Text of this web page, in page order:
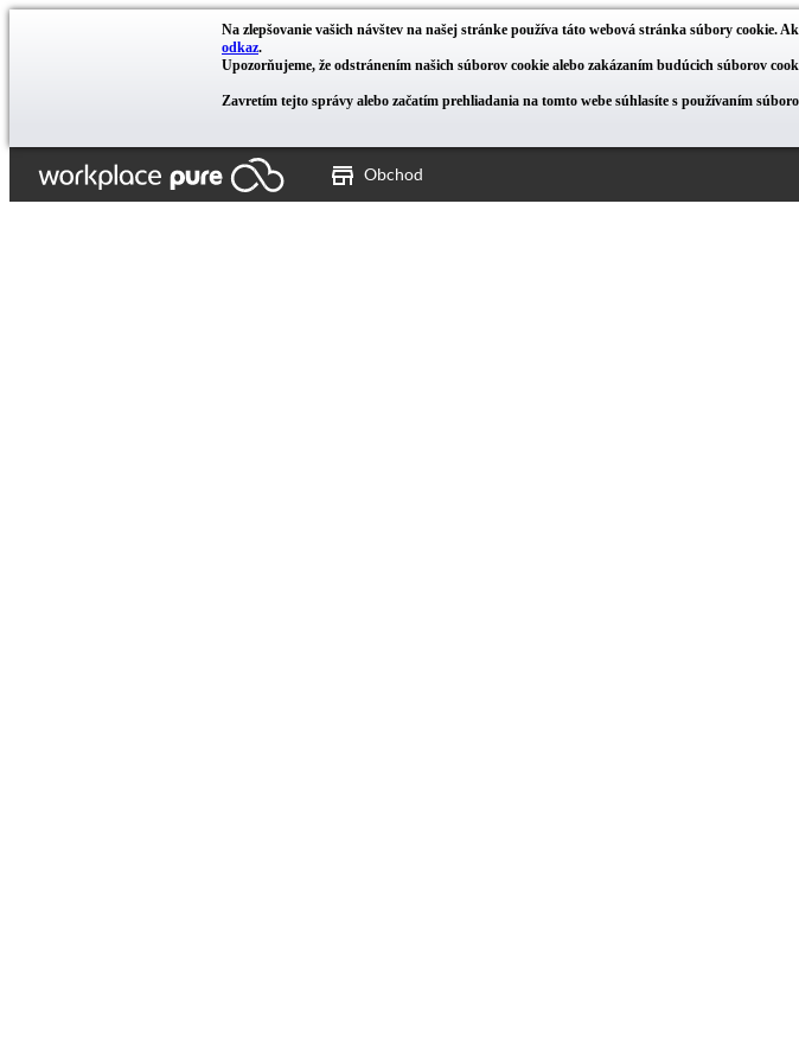
Na zlepšovanie vašich návštev na našej stránke používa táto webová stránka súbory cookie.
odkaz.
Upozorňujeme, že odstránením našich súborov cookie alebo zakázaním budúcich súborov
Zavretím tejto správy alebo začatím prehliadania na tomto webe súhlasíte s používaním
Obchod